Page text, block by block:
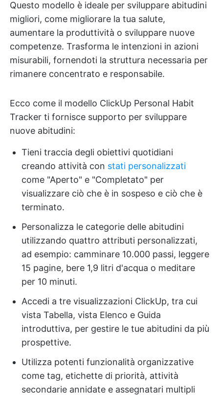
Questo modello è ideale per sviluppare abitudini
migliori, come migliorare la tua salute,
aumentare la produttività o sviluppare nuove
competenze. Trasforma le intenzioni in azioni
misurabili, fornendoti la struttura necessaria per
rimanere concentrato e responsabile.
Ecco come il modello ClickUp Personal Habit
Tracker ti fornisce supporto per sviluppare
nuove abitudini:
Tieni traccia degli obiettivi quotidiani
creando attività con stati personalizzati
come "Aperto" e "Completato" per
visualizzare ciò che è in sospeso e ciò che è
terminato.
Personalizza le categorie delle abitudini
utilizzando quattro attributi personalizzati,
ad esempio: camminare 10.000 passi, leggere
15 pagine, bere 1,9 litri d'acqua o meditare
per 10 minuti.
Accedi a tre visualizzazioni ClickUp, tra cui
vista Tabella, vista Elenco e Guida
introduttiva, per gestire le tue abitudini da più
prospettive.
Utilizza potenti funzionalità organizzative
come tag, etichette di priorità, attività
secondarie annidate e assegnatari multipli